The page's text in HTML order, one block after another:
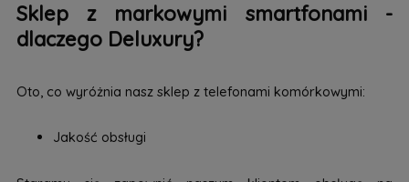
Sklep z markowymi smartfonami -
dlaczego Deluxury?
Oto, co wyróżnia nasz sklep z telefonami komórkowymi:
Jakość obsługi